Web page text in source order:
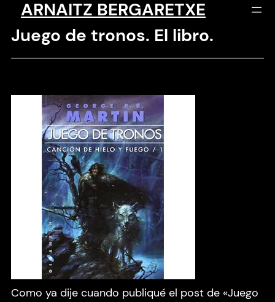
Saltar
contenido
ARNAITZ BERGARETXE
Juego de tronos. El libro.
Como ya dije cuando publiqué el post de «Juego